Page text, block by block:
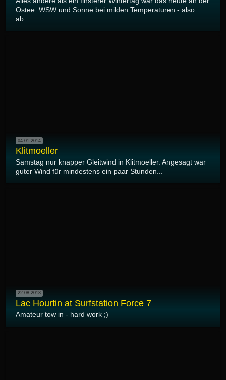
Ostee. WSW und Sonne bei milden Temperaturen - also
ab...
04.01.2014
Klitmoeller
Samstag nur knapper Gleitwind in Klitmoeller. Angesagt war
guter Wind für mindestens ein paar Stunden...
22.08.2013
Lac Hourtin at Surfstation Force 7
Amateur tow in - hard work ;)